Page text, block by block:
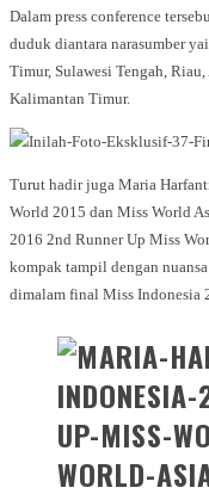
Dalam press conference
duduk diantara narasumber
Timur, Sulawesi Tengah,
Kalimantan Timur.
Turut hadir juga Maria
World 2015 dan Miss World
2016 2nd Runner Up Miss
kompak tampil dengan
dimalam final Miss Indonesia